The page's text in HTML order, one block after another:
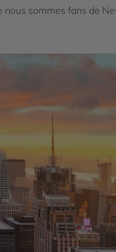
nous sommes fans de